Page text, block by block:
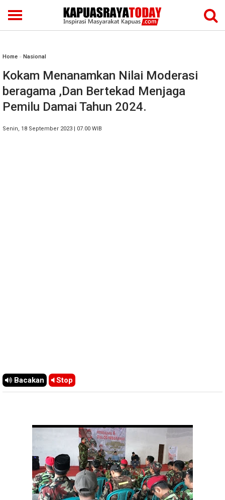
Home » Nasional
Kokam Menanamkan Nilai Moderasi
beragama ,Dan Bertekad Menjaga
Pemilu Damai Tahun 2024.
Senin, 18 September 2023 | 07.00 WIB
Bacakan Stop